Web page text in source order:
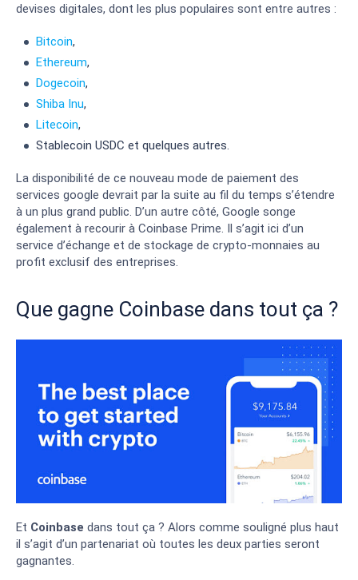
devises digitales, dont les plus populaires sont entre autres :
Bitcoin,
Ethereum,
Dogecoin,
Shiba Inu,
Litecoin,
Stablecoin USDC et quelques autres.
La disponibilité de ce nouveau mode de paiement des
services google devrait par la suite au fil du temps s’étendre
à un plus grand public. D’un autre côté, Google songe
également à recourir à Coinbase Prime. Il s’agit ici d’un
service d’échange et de stockage de crypto-monnaies au
profit exclusif des entreprises.
Que gagne Coinbase dans tout ça ?
Et Coinbase dans tout ça ? Alors comme souligné plus haut
il s’agit d’un partenariat où toutes les deux parties seront
gagnantes.